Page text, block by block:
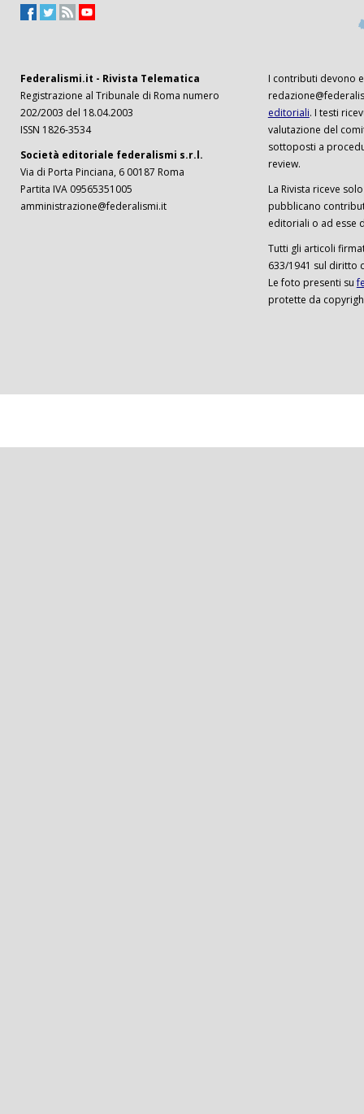
Federalismi.it - Rivista Telematica
Registrazione al Tribunale di Roma numero
202/2003 del 18.04.2003
ISSN 1826-3534
Società editoriale federalismi s.r.l.
Via di Porta Pinciana, 6 00187 Roma
Partita IVA 09565351005
amministrazione@federalismi.it
I contributi devono
editoriali. I testi
valutazione del
sottoposti a
review.
La Rivista riceve
pubblicano
editoriali o ad esse
Tutti gli articoli
633/1941 sul diritto
Le foto presenti su
protette da